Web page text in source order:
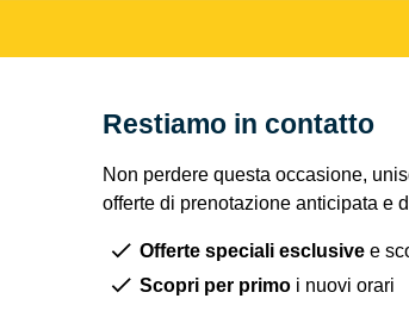
Restiamo in contatto
Non perdere questa occasione,
offerte di prenotazione anticipata e
Offerte speciali esclusive e
Scopri per primo i nuovi orari